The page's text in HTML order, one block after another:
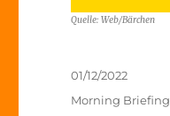
Quelle: Web/Bärchen
Veröffentlicht
am
01/12/2022
Kategorien
Morning Briefing